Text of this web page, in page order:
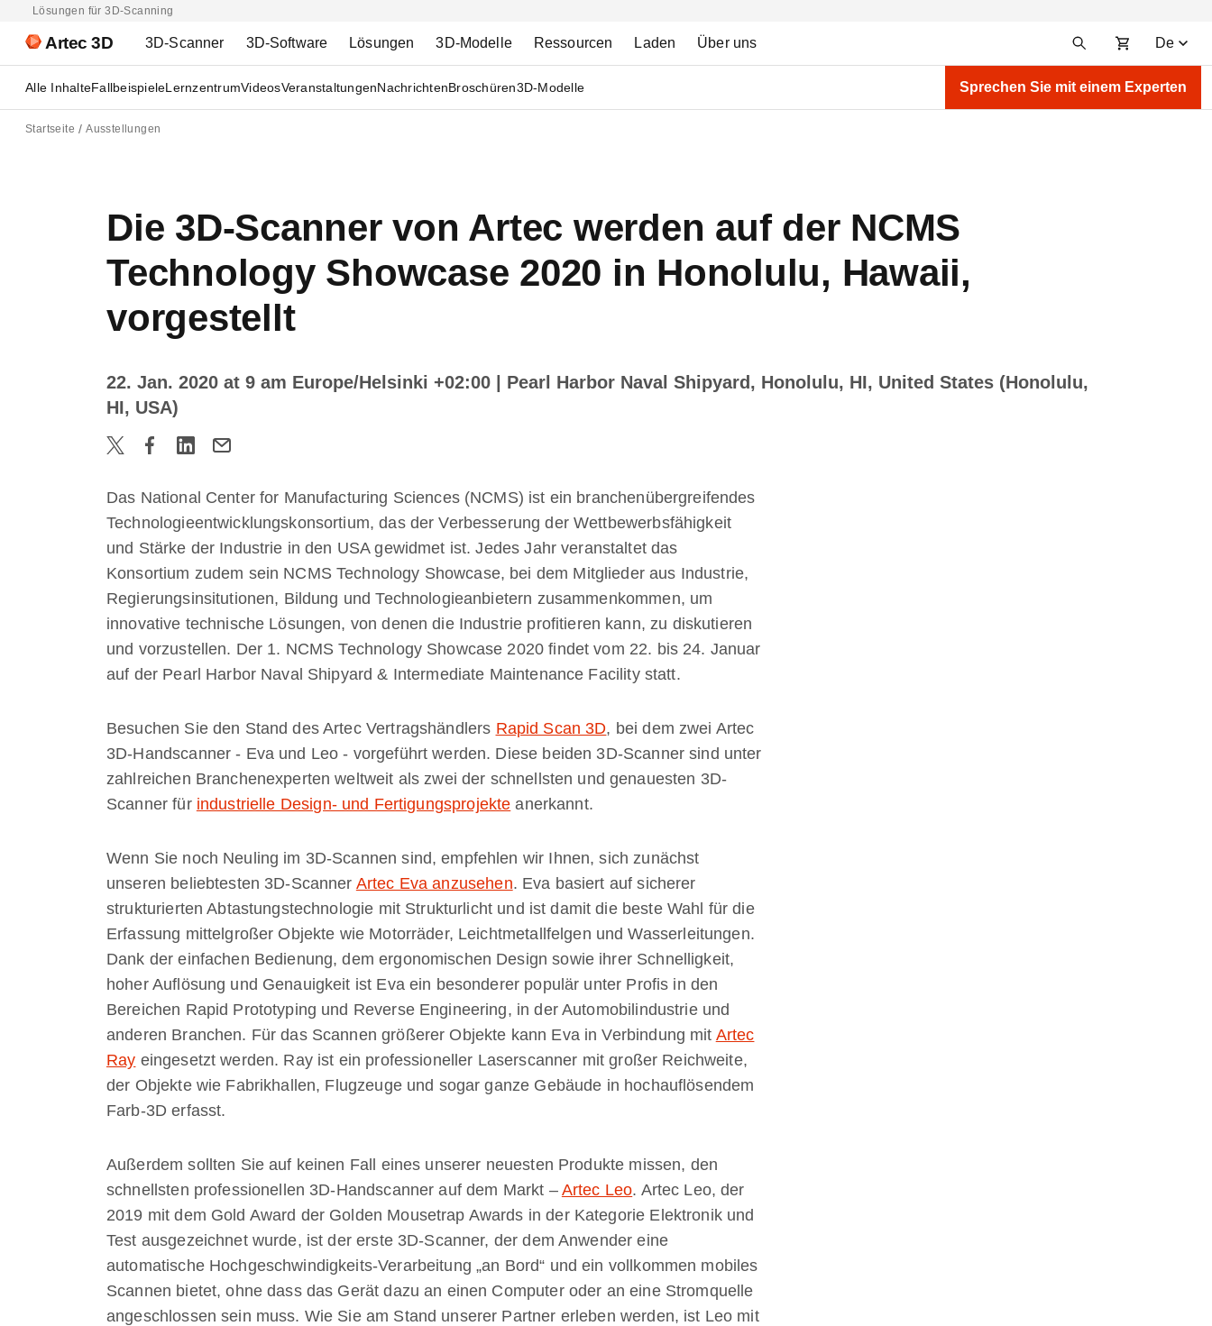
Lösungen für 3D-Scanning
Artec 3D 3D-Scanner 3D-Software Lösungen 3D-Modelle Ressourcen Laden Über uns De
Alle InhalteFallbeispieleLernzentrumVideosVeranstaltungenNachrichtenBroschüren3D-Modelle Sprechen Sie mit einem Experten
Startseite Ausstellungen
Die 3D-Scanner von Artec werden auf der NCMS
Technology Showcase 2020 in Honolulu, Hawaii,
vorgestellt
22. Jan. 2020 at 9 am Europe/Helsinki +02:00
| Pearl Harbor Naval Shipyard, Honolulu, HI, United States (Honolulu,
HI, USA)
Das National Center for Manufacturing Sciences (NCMS) ist ein branchenübergreifendes
Technologieentwicklungskonsortium, das der Verbesserung der Wettbewerbsfähigkeit
und Stärke der Industrie in den USA gewidmet ist. Jedes Jahr veranstaltet das
Konsortium zudem sein NCMS Technology Showcase, bei dem Mitglieder aus Industrie,
Regierungsinsitutionen, Bildung und Technologieanbietern zusammenkommen, um
innovative technische Lösungen, von denen die Industrie profitieren kann, zu diskutieren
und vorzustellen. Der 1. NCMS Technology Showcase 2020 findet vom 22. bis 24. Januar
auf der Pearl Harbor Naval Shipyard & Intermediate Maintenance Facility statt.
Besuchen Sie den Stand des Artec Vertragshändlers Rapid Scan 3D, bei dem zwei Artec
3D-Handscanner - Eva und Leo - vorgeführt werden. Diese beiden 3D-Scanner sind unter
zahlreichen Branchenexperten weltweit als zwei der schnellsten und genauesten 3D-
Scanner für industrielle Design- und Fertigungsprojekte anerkannt.
Wenn Sie noch Neuling im 3D-Scannen sind, empfehlen wir Ihnen, sich zunächst
unseren beliebtesten 3D-Scanner Artec Eva anzusehen. Eva basiert auf sicherer
strukturierten Abtastungstechnologie mit Strukturlicht und ist damit die beste Wahl für die
Erfassung mittelgroßer Objekte wie Motorräder, Leichtmetallfelgen und Wasserleitungen.
Dank der einfachen Bedienung, dem ergonomischen Design sowie ihrer Schnelligkeit,
hoher Auflösung und Genauigkeit ist Eva ein besonderer populär unter Profis in den
Bereichen Rapid Prototyping und Reverse Engineering, in der Automobilindustrie und
anderen Branchen. Für das Scannen größerer Objekte kann Eva in Verbindung mit Artec
Ray eingesetzt werden. Ray ist ein professioneller Laserscanner mit großer Reichweite,
der Objekte wie Fabrikhallen, Flugzeuge und sogar ganze Gebäude in hochauflösendem
Farb-3D erfasst.
Außerdem sollten Sie auf keinen Fall eines unserer neuesten Produkte missen, den
schnellsten professionellen 3D-Handscanner auf dem Markt – Artec Leo. Artec Leo, der
2019 mit dem Gold Award der Golden Mousetrap Awards in der Kategorie Elektronik und
Test ausgezeichnet wurde, ist der erste 3D-Scanner, der dem Anwender eine
automatische Hochgeschwindigkeits-Verarbeitung „an Bord“ und ein vollkommen mobiles
Scannen bietet, ohne dass das Gerät dazu an einen Computer oder an eine Stromquelle
angeschlossen sein muss. Wie Sie am Stand unserer Partner erleben werden, ist Leo mit